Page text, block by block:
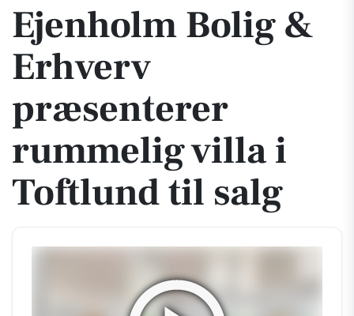
Ejenholm Bolig &
Erhverv
præsenterer
rummelig villa i
Toftlund til salg